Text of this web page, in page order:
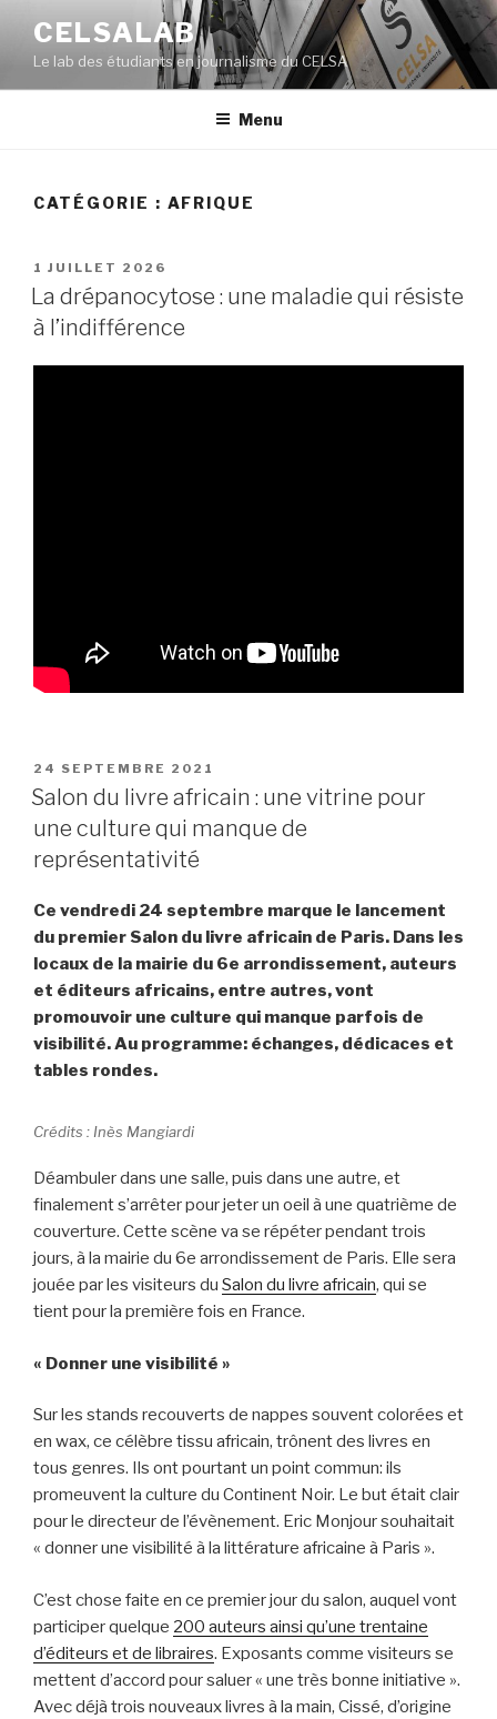
contenu
principal
CELSALAB
Le lab des étudiants en journalisme du CELSA
Menu
CATÉGORIE : AFRIQUE
PUBLIÉ
LE
1 JUILLET 2026
La drépanocytose : une maladie qui résiste
à l’indifférence
PUBLIÉ
LE
24 SEPTEMBRE 2021
Salon du livre africain : une vitrine pour
une culture qui manque de
représentativité
Ce vendredi 24 septembre marque le lancement
du premier Salon du livre africain de Paris. Dans les
locaux de la mairie du 6e arrondissement, auteurs
et éditeurs africains, entre autres, vont
promouvoir une culture qui manque parfois de
visibilité. Au programme: échanges, dédicaces et
tables rondes.
Crédits : Inès Mangiardi
Déambuler dans une salle, puis dans une autre, et
finalement s’arrêter pour jeter un oeil à une quatrième de
couverture. Cette scène va se répéter pendant trois
jours, à la mairie du 6e arrondissement de Paris. Elle sera
jouée par les visiteurs du Salon du livre africain, qui se
tient pour la première fois en France.
« Donner une visibilité »
Sur les stands recouverts de nappes souvent colorées et
en wax, ce célèbre tissu africain, trônent des livres en
tous genres. Ils ont pourtant un point commun: ils
promeuvent la culture du Continent Noir. Le but était clair
pour le directeur de l’évènement. Eric Monjour souhaitait
« donner une visibilité à la littérature africaine à Paris ».
C’est chose faite en ce premier jour du salon, auquel vont
participer quelque 200 auteurs ainsi qu’une trentaine
d’éditeurs et de libraires. Exposants comme visiteurs se
mettent d’accord pour saluer « une très bonne initiative ».
Avec déjà trois nouveaux livres à la main, Cissé, d’origine